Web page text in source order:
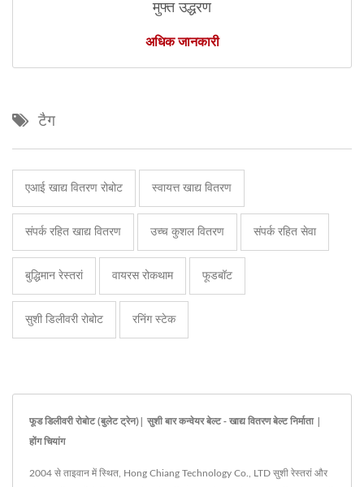
मुफ्त उद्धरण
अधिक जानकारी
टैग
एआई खाद्य वितरण रोबोट स्वायत्त खाद्य वितरण
संपर्क रहित खाद्य वितरण उच्च कुशल वितरण संपर्क रहित सेवा
बुद्धिमान रेस्तरां वायरस रोकथाम फूडबॉट
सुशी डिलीवरी रोबोट रनिंग स्टेक
फूड डिलीवरी रोबोट (बुलेट ट्रेन)| सुशी बार कन्वेयर बेल्ट - खाद्य वितरण बेल्ट निर्माता |
होंग चियांग
2004 से ताइवान में स्थित, Hong Chiang Technology Co., LTD सुशी रेस्तरां और